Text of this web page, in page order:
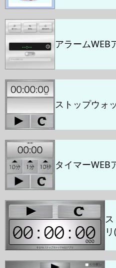
アラームWEB
ストップウォ
タイマーWEB